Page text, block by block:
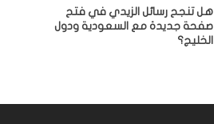
هل تنجح رسائل الزيدي في فتح
صفحة جديدة مع السعودية ودول
الخليج؟